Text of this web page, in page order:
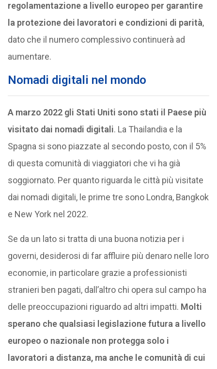
regolamentazione a livello europeo per garantire
la protezione dei lavoratori e condizioni di parità,
dato che il numero complessivo continuerà ad
aumentare.
Nomadi digitali nel mondo
A marzo 2022 gli Stati Uniti sono stati il Paese più
visitato dai nomadi digitali. La Thailandia e la
Spagna si sono piazzate al secondo posto, con il 5%
di questa comunità di viaggiatori che vi ha già
soggiornato. Per quanto riguarda le città più visitate
dai nomadi digitali, le prime tre sono Londra, Bangkok
e New York nel 2022.
Se da un lato si tratta di una buona notizia per i
governi, desiderosi di far affluire più denaro nelle loro
economie, in particolare grazie a professionisti
stranieri ben pagati, dall’altro chi opera sul campo ha
delle preoccupazioni riguardo ad altri impatti. Molti
sperano che qualsiasi legislazione futura a livello
europeo o nazionale non protegga solo i
lavoratori a distanza, ma anche le comunità di cui